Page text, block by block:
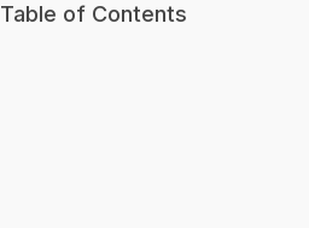
Table of Contents